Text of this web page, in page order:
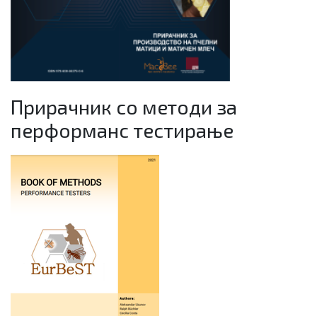
Прирачник со методи за
перформанс тестирање